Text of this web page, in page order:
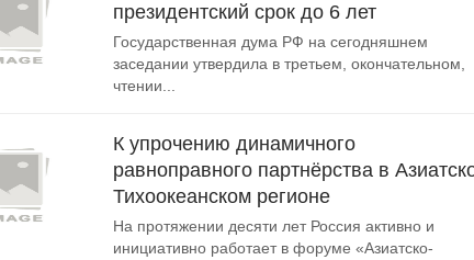
президентский срок до 6 лет
Государственная дума РФ на сегодняшнем
заседании утвердила в третьем, окончательном,
чтении...
К упрочению динамичного
равноправного партнёрства в
Тихоокеанском регионе
На протяжении десяти лет Россия активно и
инициативно работает в форуме «Азиатско-